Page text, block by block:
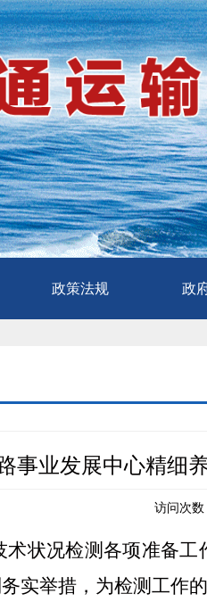
政策法规 政
事业发展中心精细
访问次数
术状况检测各项准备
实举措，为检测工作